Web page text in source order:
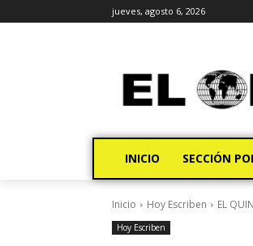
jueves, agosto 6, 2026
INICIO SECCIÓN
Inicio Hoy Escriben EL
Hoy Escriben